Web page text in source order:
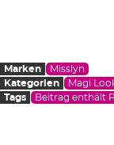
Marken
Misslyn
Kategorien
Magi
Tags
Beitrag enthält